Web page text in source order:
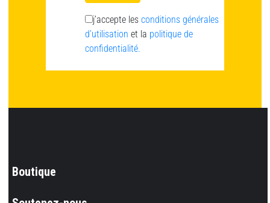
j’accepte les conditions générales
d’utilisation et la politique de
confidentialité.
Boutique